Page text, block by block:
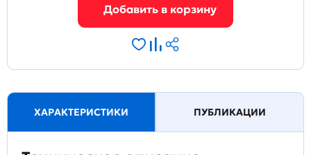
ХАРАКТЕРИСТИКИ ПУБЛИКАЦИИ